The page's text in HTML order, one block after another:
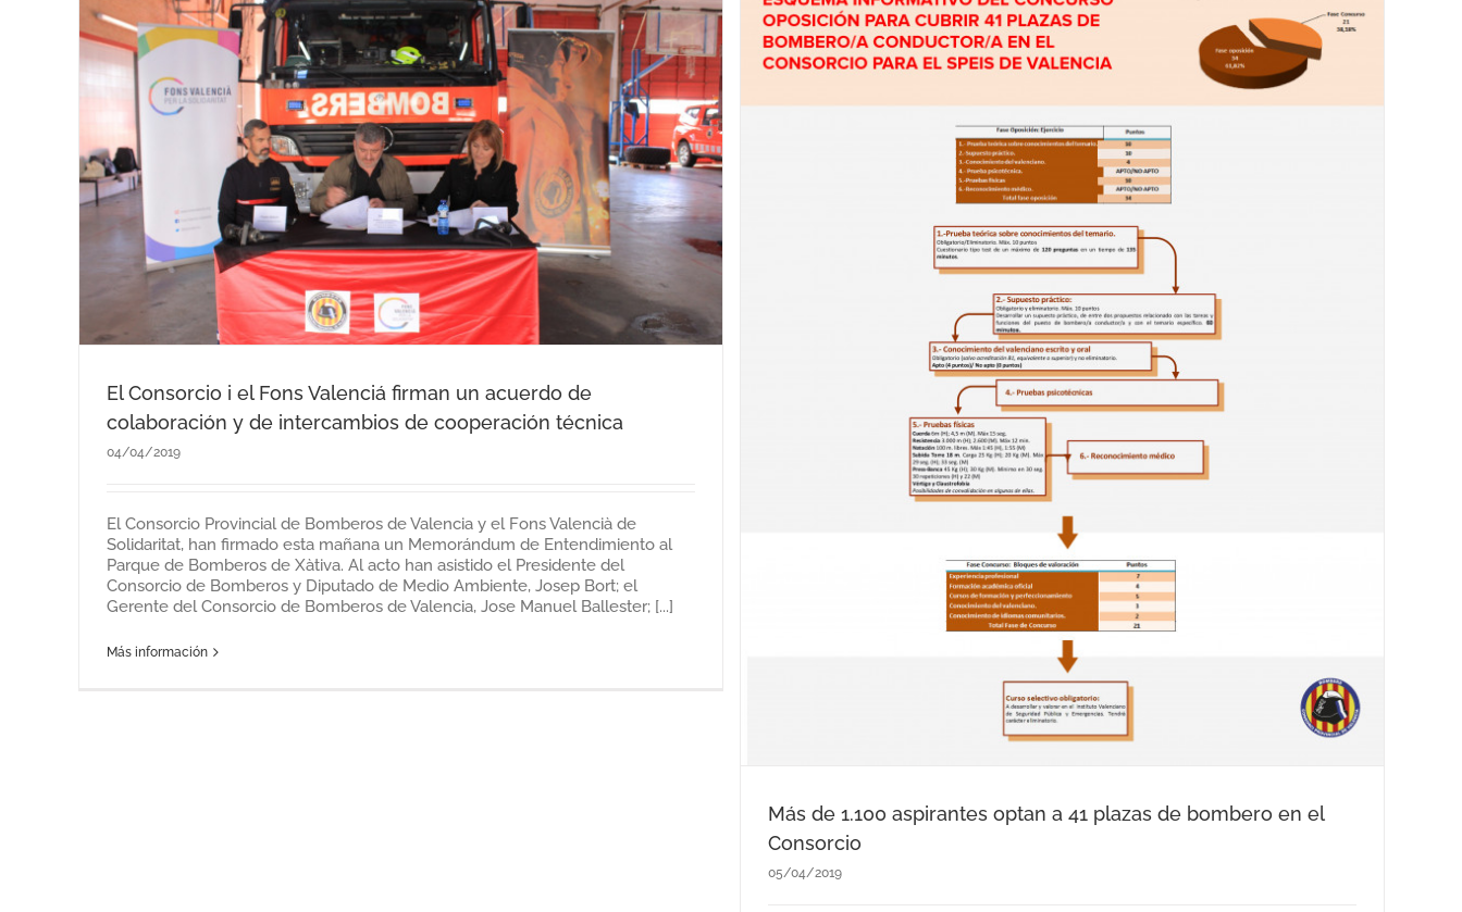
en el Consorcio
Noticias recientes
Más de 1.100 aspirantes optan a 41 plazas de bombero en el
Consorcio
05/04/2019
El Consorcio i el Fons Valenciá firman un acuerdo de
colaboración y de intercambios de cooperación técnica
04/04/2019
El Consorcio Provincial de Bomberos de Valencia y el Fons Valencià de
Solidaritat, han firmado esta mañana un Memorándum de Entendimiento al
Parque de Bomberos de Xàtiva. Al acto han asistido el Presidente del
Consorcio de Bomberos y Diputado de Medio Ambiente, Josep Bort; el
Gerente del Consorcio de Bomberos de Valencia, Jose Manuel Ballester; [...]
Más información